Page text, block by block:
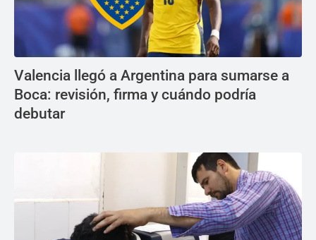
Valencia llegó a Argentina para sumarse a
Boca: revisión, firma y cuándo podría
debutar